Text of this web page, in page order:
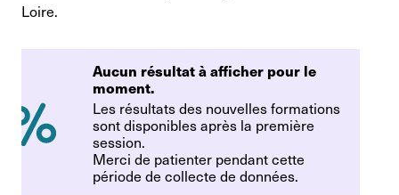
Loire.
Aucun résultat à afficher pour le
moment.
Les résultats des nouvelles formations
sont disponibles après la première
session.
Merci de patienter pendant cette
période de collecte de données.